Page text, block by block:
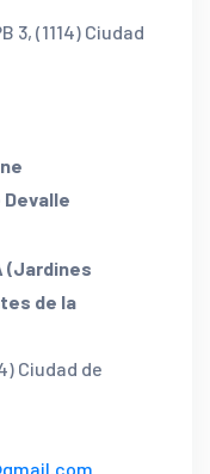
3, (1114) Ciudad
(Jardines
de la
Ciudad de